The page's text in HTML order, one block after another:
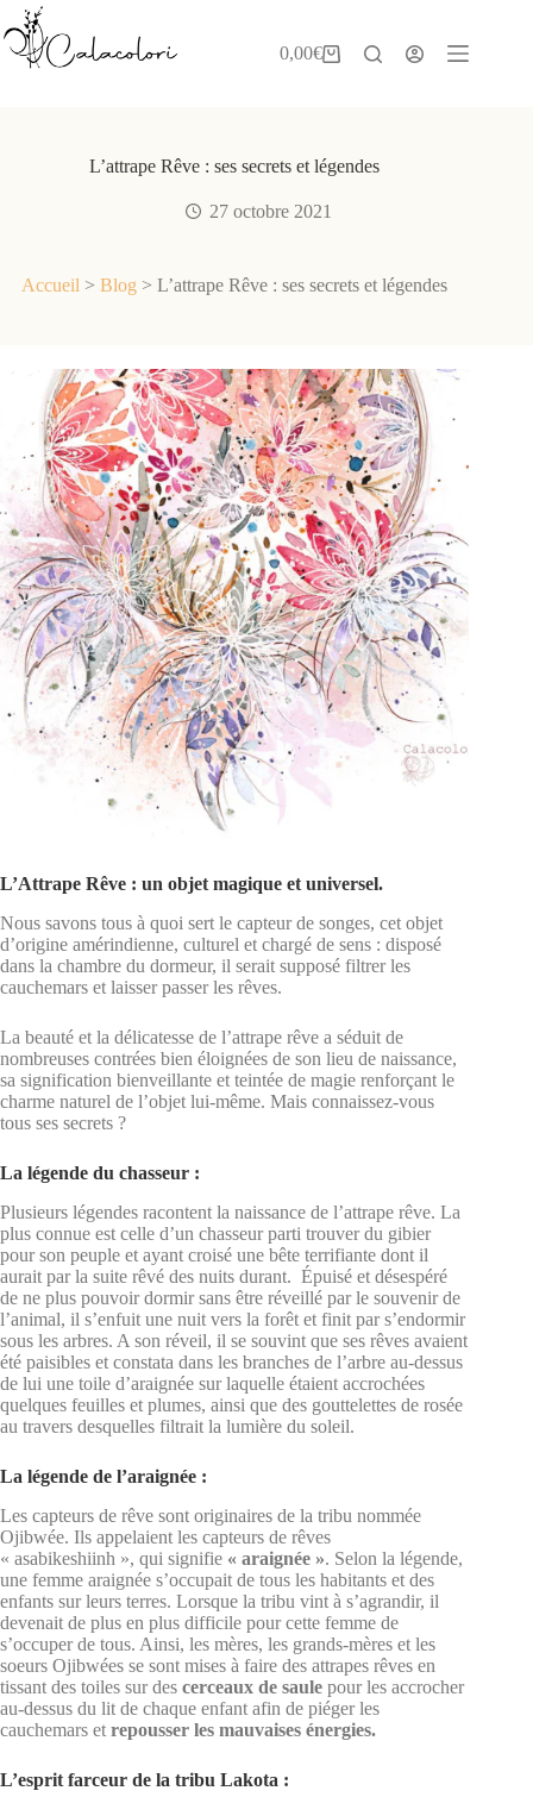
Passer
au
contenu
Panier
0,00€
L’attrape Rêve : ses secrets et légendes
27 octobre 2021
Accueil >Blog >L’attrape Rêve : ses secrets et légendes
L’Attrape Rêve : un objet magique et universel.
Nous savons tous à quoi sert le capteur de songes, cet objet
d’origine amérindienne, culturel et chargé de sens : disposé
dans la chambre du dormeur, il serait supposé filtrer les
cauchemars et laisser passer les rêves.
La beauté et la délicatesse de l’attrape rêve a séduit de
nombreuses contrées bien éloignées de son lieu de naissance,
sa signification bienveillante et teintée de magie renforçant le
charme naturel de l’objet lui-même. Mais connaissez-vous
tous ses secrets ?
La légende du chasseur :
Plusieurs légendes racontent la naissance de l’attrape rêve. La
plus connue est celle d’un chasseur parti trouver du gibier
pour son peuple et ayant croisé une bête terrifiante dont il
aurait par la suite rêvé des nuits durant. Épuisé et désespéré
de ne plus pouvoir dormir sans être réveillé par le souvenir de
l’animal, il s’enfuit une nuit vers la forêt et finit par s’endormir
sous les arbres. A son réveil, il se souvint que ses rêves avaient
été paisibles et constata dans les branches de l’arbre au-dessus
de lui une toile d’araignée sur laquelle étaient accrochées
quelques feuilles et plumes, ainsi que des gouttelettes de rosée
au travers desquelles filtrait la lumière du soleil.
La légende de l’araignée :
Les capteurs de rêve sont originaires de la tribu nommée
Ojibwée. Ils appelaient les capteurs de rêves
« asabikeshiinh », qui signifie « araignée ». Selon la légende,
une femme araignée s’occupait de tous les habitants et des
enfants sur leurs terres. Lorsque la tribu vint à s’agrandir, il
devenait de plus en plus difficile pour cette femme de
s’occuper de tous. Ainsi, les mères, les grands-mères et les
soeurs Ojibwées se sont mises à faire des attrapes rêves en
tissant des toiles sur des cerceaux de saule pour les accrocher
au-dessus du lit de chaque enfant afin de piéger les
cauchemars et repousser les mauvaises énergies.
L’esprit farceur de la tribu Lakota :